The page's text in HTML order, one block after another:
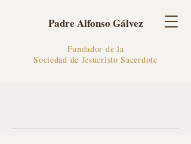
Padre Alfonso Gálvez
Fundador de la
Sociedad de Jesucristo Sacerdote